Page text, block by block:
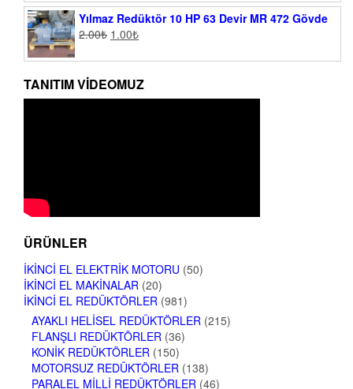
Yılmaz Redüktör 10 HP 63 Devir MR 472 Gövde
2.00₺ 1.00₺
TANITIM VIDEOMUZ
ÜRÜNLER
İKINCI EL ELEKTRIK MOTORU (50)
İKINCI EL MAKINALAR (20)
İKINCI EL REDÜKTÖRLER (981)
AYAKLI HELISEL REDÜKTÖRLER (215)
FLANŞLI REDÜKTÖRLER (36)
KONIK REDÜKTÖRLER (150)
MOTORSUZ REDÜKTÖRLER (138)
PARALEL MILLI REDÜKTÖRLER (46)